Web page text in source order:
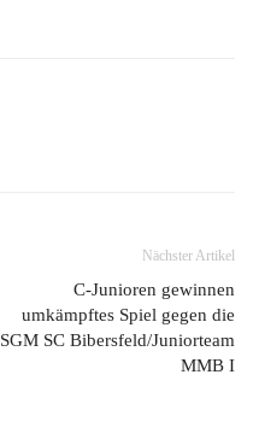
Nächster Artikel
C-Junioren gewinnen
umkämpftes Spiel gegen die
SGM SC Bibersfeld/​Juniorteam
MMB I